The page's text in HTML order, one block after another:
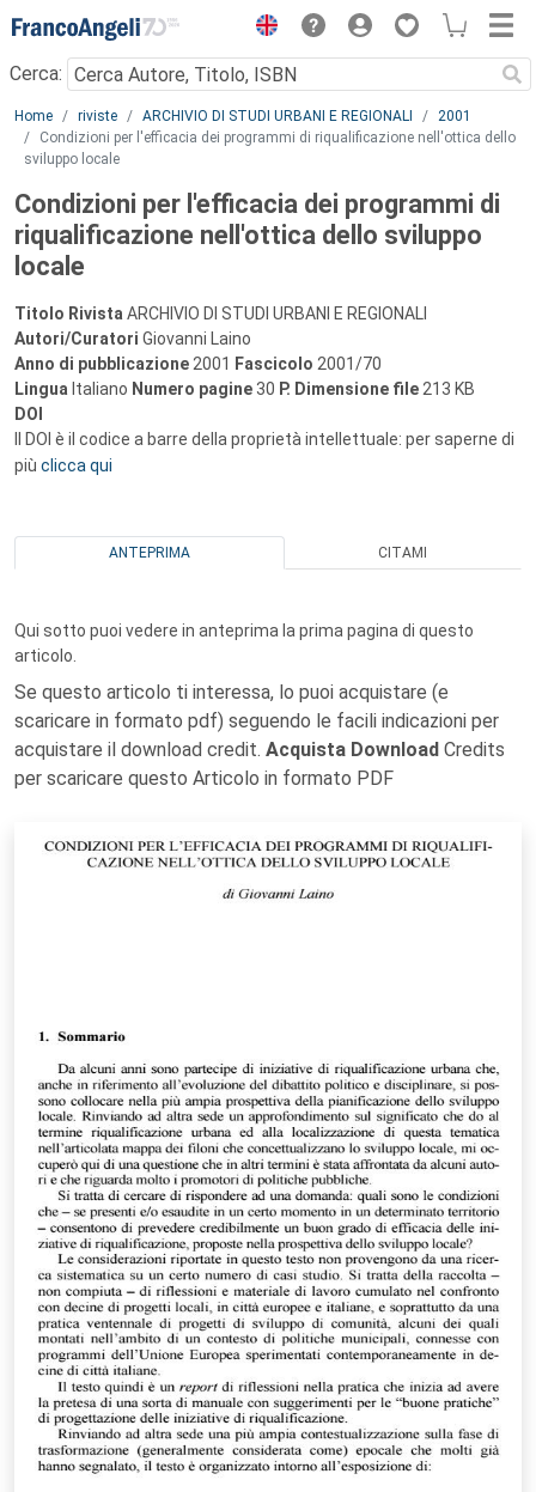
Menu
Cerca:
Main content
Home riviste ARCHIVIO DI STUDI URBANI E REGIONALI
2001
Condizioni per l'efficacia dei programmi di riqualificazione nell'ottica dello
sviluppo locale
Condizioni per l'efficacia dei programmi di
riqualificazione nell'ottica dello sviluppo
locale
Titolo Rivista ARCHIVIO DI STUDI URBANI E REGIONALI
Autori/Curatori Giovanni Laino
Anno di pubblicazione 2001 Fascicolo 2001/70
Lingua Italiano Numero pagine 30 P. Dimensione file 213 KB
DOI
Il DOI è il codice a barre della proprietà intellettuale: per saperne di
più clicca qui
ANTEPRIMA CITAMI
Qui sotto puoi vedere in anteprima la prima pagina di questo
articolo.
Se questo articolo ti interessa, lo puoi acquistare (e
scaricare in formato pdf) seguendo le facili indicazioni per
acquistare il download credit. Acquista Download Credits
per scaricare questo Articolo in formato PDF